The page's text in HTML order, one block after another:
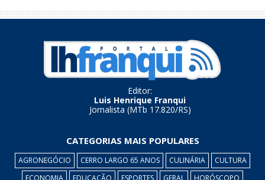
Editor:
Luis Henrique Franqui
Jornalista (MTb 17.820/RS)
CATEGORIAS MAIS POPULARES
AGRONEGÓCIO CERRO LARGO 65 ANOS CULINÁRIA
CULTURA
ECONOMIA
EDUCAÇÃO ESPORTES GERAL
HORÓSCOPO